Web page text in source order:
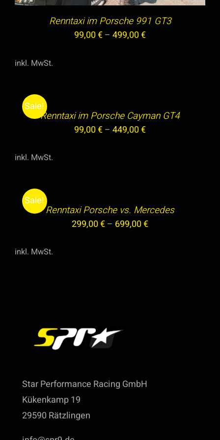
MEHRERE
VARIANTEN
AUF.
DIE
PRODUKTSEITE
GEWÄHLT
WERDEN
Renntaxi im Porsche 991 GT3
99,00€– 499,00€
inkl. MwSt.
Sale!
DIESES
PRODUKT
VARIANTEN
OPTIONEN
KÖNNEN
PRODUKTSEITE
GEWÄHLT
DETAILS Renntaxi im Porsche Cayman GT4
99,00€– 449,00€
inkl. MwSt.
Sale!
DIESES
PRODUKT
VARIANTEN
PRODUKTSEITE
GEWÄHLT
DETAILS
Renntaxi Porsche vs. Mercedes
299,00€– 699,00€
inkl. MwSt.
Star Performance Racing GmbH
Kükenkamp 19
29590 Rätzlingen